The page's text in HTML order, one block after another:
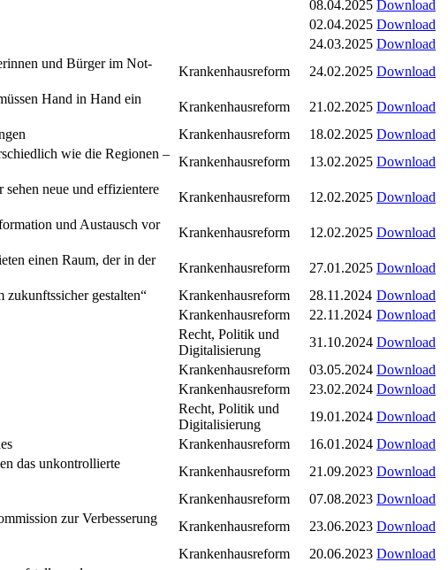
08.04.2025 Download
02.04.2025 Download
24.03.2025 Download
und Bürger im Not-
Krankenhausreform 24.02.2025 Download
Hand in Hand ein
Krankenhausreform 21.02.2025 Download
Krankenhausreform 18.02.2025 Download
wie die Regionen –
Krankenhausreform 13.02.2025 Download
neue und effizientere
Krankenhausreform 12.02.2025 Download
und Austausch vor
Krankenhausreform 12.02.2025 Download
einen Raum, der in der
Krankenhausreform 27.01.2025 Download
gestalten“
Krankenhausreform 28.11.2024 Download
Krankenhausreform 22.11.2024 Download
Recht, Politik und
Digitalisierung
31.10.2024 Download
Krankenhausreform 03.05.2024 Download
Krankenhausreform 23.02.2024 Download
Recht, Politik und
Digitalisierung
19.01.2024 Download
Krankenhausreform 16.01.2024 Download
das unkontrollierte
Krankenhausreform 21.09.2023 Download
Krankenhausreform 07.08.2023 Download
zur Verbesserung
Krankenhausreform 23.06.2023 Download
Krankenhausreform 20.06.2023 Download